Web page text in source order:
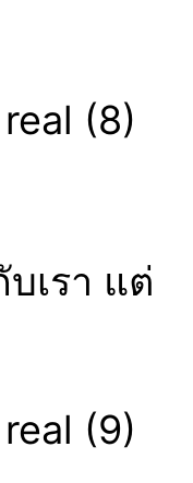
เรา แต่